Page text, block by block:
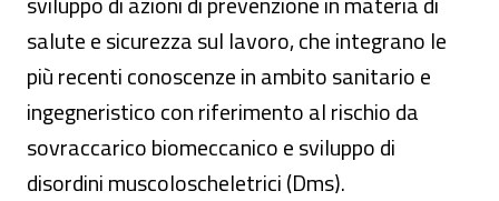
salute e sicurezza sul lavoro, che integrano le
più recenti conoscenze in ambito sanitario e
ingegneristico con riferimento al rischio da
sovraccarico biomeccanico e sviluppo di
disordini muscoloscheletrici (Dms).